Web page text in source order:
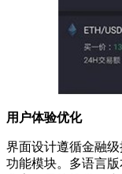
用户体验优化
界面设计遵循金融
功能模块。多语言